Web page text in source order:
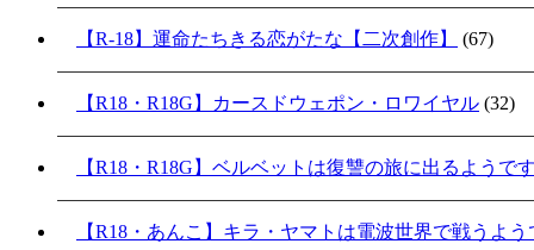
【R-18】運命たちきる恋がたな【二次創作】 (67)
【R18・R18G】カースドウェポン・ロワイヤル (32)
【R18・R18G】ベルベットは復讐の旅に出るようで
【R18・あんこ】キラ・ヤマトは電波世界で戦うよ